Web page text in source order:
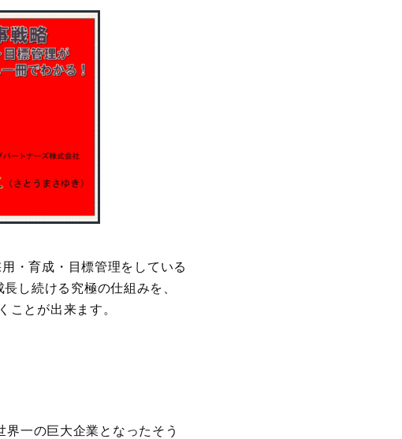
・育成・目標管理をしている
し続ける究極の仕組みを、
ことが出来ます。
一の巨大企業となったそう